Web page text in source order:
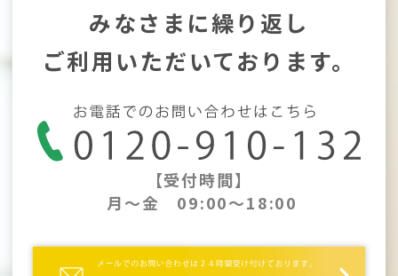
みなさまに繰り返し
ご利用いただいております。
【受付時間】
月～金 09:00～18:00